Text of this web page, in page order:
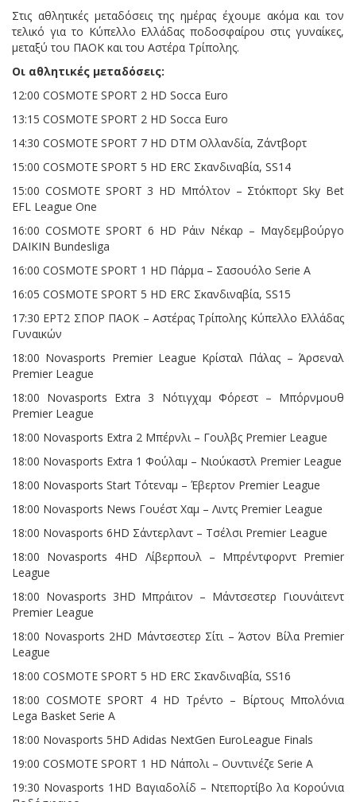
Στις αθλητικές μεταδόσεις της ημέρας έχουμε ακόμα και τον
τελικό για το Κύπελλο Ελλάδας ποδοσφαίρου στις γυναίκες,
μεταξύ του ΠΑΟΚ και του Αστέρα Τρίπολης.
Οι αθλητικές μεταδόσεις:
12:00 COSMOTE SPORT 2 HD Socca Euro
13:15 COSMOTE SPORT 2 HD Socca Euro
14:30 COSMOTE SPORT 7 HD DTM Ολλανδία, Ζάντβορτ
15:00 COSMOTE SPORT 5 HD ERC Σκανδιναβία, SS14
15:00 COSMOTE SPORT 3 HD Μπόλτον – Στόκπορτ Sky Bet
EFL League One
16:00 COSMOTE SPORT 6 HD Ράιν Νέκαρ – Μαγδεμβούργο
DAIKIN Bundesliga
16:00 COSMOTE SPORT 1 HD Πάρμα – Σασουόλο Serie A
16:05 COSMOTE SPORT 5 HD ERC Σκανδιναβία, SS15
17:30 ΕΡΤ2 ΣΠΟΡ ΠΑΟΚ – Αστέρας Τρίπολης Κύπελλο Ελλάδας
Γυναικών
18:00 Novasports Premier League Κρίσταλ Πάλας – Άρσεναλ
Premier League
18:00 Novasports Extra 3 Νότιγχαμ Φόρεστ – Μπόρνμουθ
Premier League
18:00 Novasports Extra 2 Μπέρνλι – Γουλβς Premier League
18:00 Novasports Extra 1 Φούλαμ – Νιούκαστλ Premier League
18:00 Novasports Start Τότεναμ – Έβερτον Premier League
18:00 Novasports News Γουέστ Χαμ – Λιντς Premier League
18:00 Novasports 6HD Σάντερλαντ – Τσέλσι Premier League
18:00 Novasports 4HD Λίβερπουλ – Μπρέντφορντ Premier
League
18:00 Novasports 3HD Μπράιτον – Μάντσεστερ Γιουνάιτεντ
Premier League
18:00 Novasports 2HD Μάντσεστερ Σίτι – Άστον Βίλα Premier
League
18:00 COSMOTE SPORT 5 HD ERC Σκανδιναβία, SS16
18:00 COSMOTE SPORT 4 HD Τρέντο – Βίρτους Μπολόνια
Lega Basket Serie A
18:00 Novasports 5HD Adidas NextGen EuroLeague Finals
19:00 COSMOTE SPORT 1 HD Νάπολι – Ουντινέζε Serie A
19:30 Novasports 1HD Βαγιαδολίδ – Ντεπορτίβο λα Κορούνια